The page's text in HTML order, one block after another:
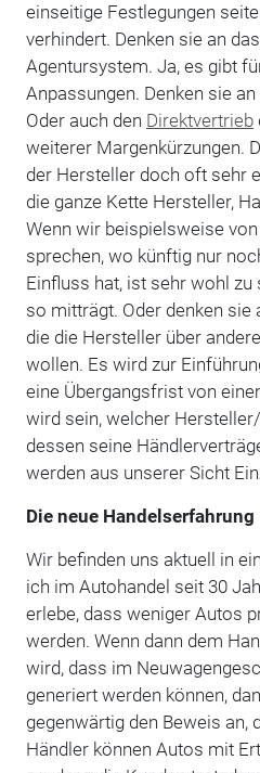
einseitige Festlegungen
verhindert. Denken sie an
Agentursystem. Ja, es gibt
Anpassungen. Denken sie an
Oder auch den Direktvertrieb
weiterer Margenkürzungen.
der Hersteller doch oft sehr
die ganze Kette Hersteller,
Wenn wir beispielsweise
sprechen, wo künftig nur
Einfluss hat, ist sehr wohl zu
so mitträgt. Oder denken sie
die die Hersteller über
wollen. Es wird zur
eine Übergangsfrist von
wird sein, welcher
dessen seine
werden aus unserer Sicht
Die neue Handelserfahrung
Wir befinden uns aktuell in
ich im Autohandel seit 30
erlebe, dass weniger Autos
werden. Wenn dann dem
wird, dass im
generiert werden können,
gegenwärtig den Beweis an,
Händler können Autos mit